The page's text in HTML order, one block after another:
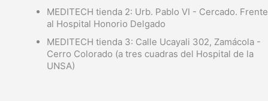
MEDITECH tienda 2: Urb. Pablo VI - Cercado. Frente
al Hospital Honorio Delgado
MEDITECH tienda 3: Calle Ucayali 302, Zamácola -
Cerro Colorado (a tres cuadras del Hospital de la
UNSA)